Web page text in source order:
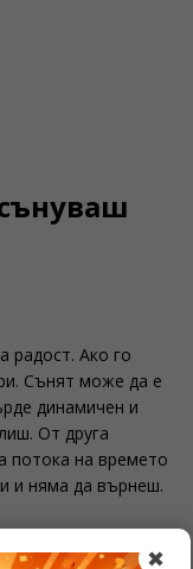
✖
радост. Ако го
Сънят може да е
динамичен и
От друга
потока на времето
и няма да върнеш.